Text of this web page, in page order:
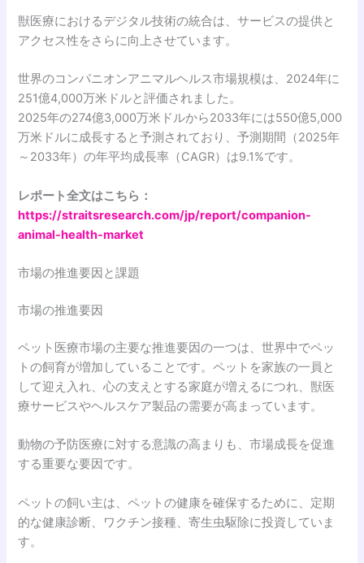
獣医療におけるデジタル技術の統合は、サービスの提供と
アクセス性をさらに向上させています。
世界のコンパニオンアニマルヘルス市場規模は、2024年に
251億4,000万米ドルと評価されました。
2025年の274億3,000万米ドルから2033年には550億5,000
万米ドルに成長すると予測されており、予測期間（2025年
～2033年）の年平均成長率（CAGR）は9.1%です。
レポート全文はこちら：
https://straitsresearch.com/jp/report/companion-
animal-health-market
市場の推進要因と課題
市場の推進要因
ペット医療市場の主要な推進要因の一つは、世界中でペッ
トの飼育が増加していることです。ペットを家族の一員と
して迎え入れ、心の支えとする家庭が増えるにつれ、獣医
療サービスやヘルスケア製品の需要が高まっています。
動物の予防医療に対する意識の高まりも、市場成長を促進
する重要な要因です。
ペットの飼い主は、ペットの健康を確保するために、定期
的な健康診断、ワクチン接種、寄生虫駆除に投資していま
す。